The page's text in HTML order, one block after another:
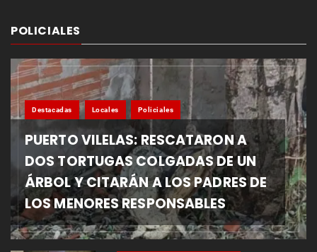
POLICIALES
Destacadas Locales Policiales
PUERTO VILELAS: RESCATARON A
DOS TORTUGAS COLGADAS DE UN
ÁRBOL Y CITARÁN A LOS PADRES DE
LOS MENORES RESPONSABLES